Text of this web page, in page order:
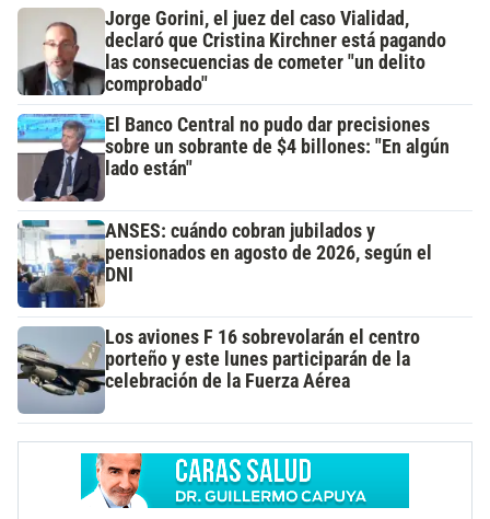
Jorge Gorini, el juez del caso Vialidad,
declaró que Cristina Kirchner está pagando
las consecuencias de cometer "un delito
comprobado"
El Banco Central no pudo dar precisiones
sobre un sobrante de $4 billones: "En algún
lado están"
ANSES: cuándo cobran jubilados y
pensionados en agosto de 2026, según el
DNI
Los aviones F 16 sobrevolarán el centro
porteño y este lunes participarán de la
celebración de la Fuerza Aérea